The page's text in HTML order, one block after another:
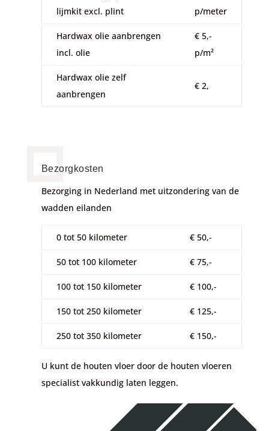
lijmkit excl. plint
p/meter
Hardwax olie aanbrengen
incl. olie
€ 5,-
p/m²
Hardwax olie zelf
aanbrengen
€ 2,
Bezorgkosten
Bezorging in Nederland met uitzondering van de
wadden eilanden
0 tot 50 kilometer € 50,-
50 tot 100 kilometer € 75,-
100 tot 150 kilometer € 100,-
150 tot 250 kilometer € 125,-
250 tot 350 kilometer € 150,-
U kunt de houten vloer door de houten vloeren
specialist vakkundig laten leggen.